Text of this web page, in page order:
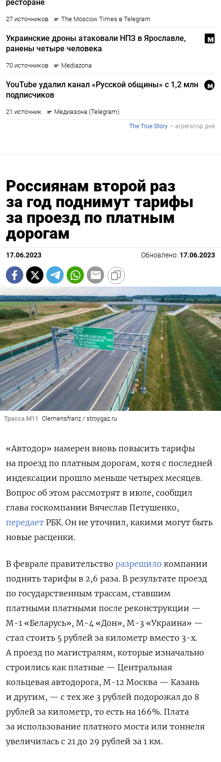
Россиянам второй раз
за год поднимут тарифы
за проезд по платным
дорогам
17.06.2023 Обновлено: 17.06.2023
Трасса М11 Clemensfranz / stroygaz.ru
«Автодор» намерен вновь повысить тарифы
на проезд по платным дорогам, хотя с последней
индексации прошло меньше четырех месяцев.
Вопрос об этом рассмотрят в июле, сообщил
глава госкомпании Вячеслав Петушенко,
передает РБК. Он не уточнил, какими могут быть
новые расценки.
В феврале правительство разрешило компании
поднять тарифы в 2,6 раза. В результате проезд
по государственным трассам, ставшим
платными платными после реконструкции —
М-1 «Беларусь», М-4 «Дон», М-3 «Украина» —
стал стоить 5 рублей за километр вместо 3-х.
А проезд по магистралям, которые изначально
строились как платные — Центральная
кольцевая автодорога, М-12 Москва — Казань
и другим, — с тех же 3 рублей подорожал до 8
рублей за километр, то есть на 166%. Плата
за использование платного моста или тоннеля
увеличилась с 21 до 29 рублей за 1 км.